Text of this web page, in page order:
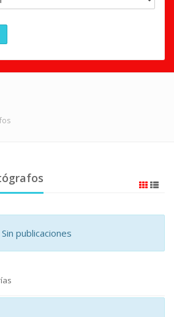
Sin publicaciones